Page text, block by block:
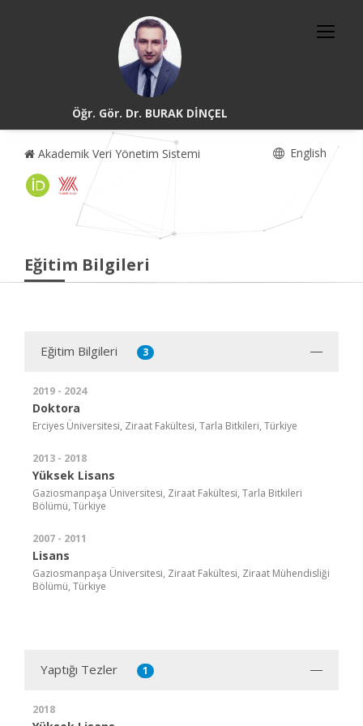
Öğr. Gör. Dr. BURAK DİNÇEL
Akademik Veri Yönetim Sistemi English
Eğitim Bilgileri
Eğitim Bilgileri 3
2019 - 2024
Doktora
Erciyes Üniversitesi, Ziraat Fakültesi, Tarla Bitkileri, Türkiye
2013 - 2018
Yüksek Lisans
Gaziosmanpaşa Üniversitesi, Ziraat Fakültesi, Tarla Bitkileri
Bölümü, Türkiye
2007 - 2011
Lisans
Gaziosmanpaşa Üniversitesi, Ziraat Fakültesi, Ziraat Mühendisliği
Bölümü, Türkiye
Yaptığı Tezler 1
2018